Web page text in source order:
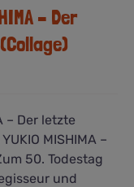
– Der
– Der letzte
MISHIMA –
50. Todestag
und